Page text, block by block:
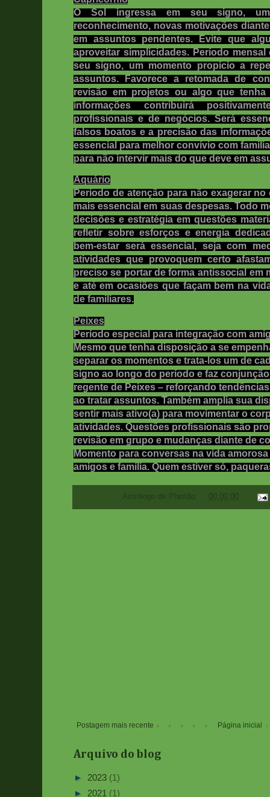
O Sol ingressa em seu signo, um
reconhecimento, novas motivações
em assuntos pendentes. Evite que
aproveitar simplicidades. Período
seu signo, um momento propício a
assuntos. Favorece a retomada de
revisão em projetos ou algo que
informações contribuirá
profissionais e de negócios. Será
falsos boatos e a precisão das
essencial para melhor convívio com
para não intervir mais do que deve em
Aquário
Período de atenção para não exagerar
mais essencial em suas despesas. Todo
decisões e estratégia em questões
refletir sobre esforços e energia
bem-estar será essencial, seja com
atividades que provoquem certo
preciso se portar de forma antissocial em
e até em ocasiões que façam bem na
de familiares.
Peixes
Período especial para integração com
Mesmo que tenha disposição a se
separar os momentos e trata-los um de
signo ao longo do período e faz
regente de Peixes – reforçando
ao tratar assuntos. Também amplia sua
sentir mais ativo(a) para movimentar o
atividades. Questões profissionais são
revisão em grupo e mudanças diante de
Momento para conversas na vida
amigos e família. Quem estiver só,
Astrólogo de Plantão 00:00:00
Postagem mais recente Página inicial
Arquivo do blog
► 2023 (1)
► 2021 (1)